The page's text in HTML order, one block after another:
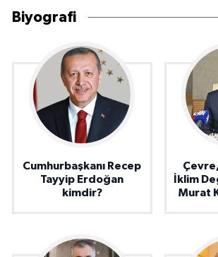
Biyografi
Cumhurbaşkanı Recep
Tayyip Erdoğan
kimdir?
İklim
Murat